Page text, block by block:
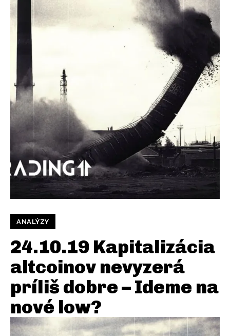
ANALÝZY
24.10.19 Kapitalizácia
altcoinov nevyzerá
príliš dobre – Ideme na
nové low?